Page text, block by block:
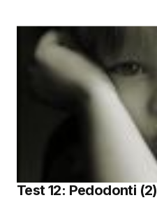
Test 12: Pedodonti (2)